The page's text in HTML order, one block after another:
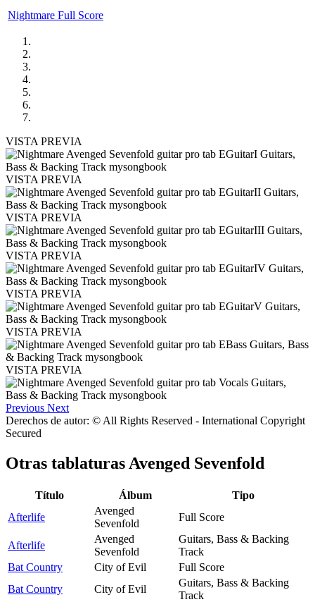
Nightmare Full Score
VISTA PREVIA
VISTA PREVIA
VISTA PREVIA
VISTA PREVIA
VISTA PREVIA
VISTA PREVIA
VISTA PREVIA
Previous Next
Derechos de autor: © All Rights Reserved - International Copyright
Secured
Otras tablaturas Avenged Sevenfold
Título Álbum
Tipo
Afterlife
Avenged
Sevenfold
Full Score
Afterlife
Avenged
Sevenfold
Guitars, Bass & Backing
Track
Bat Country
City of Evil
Full Score
Bat Country
City of Evil
Guitars, Bass & Backing
Track